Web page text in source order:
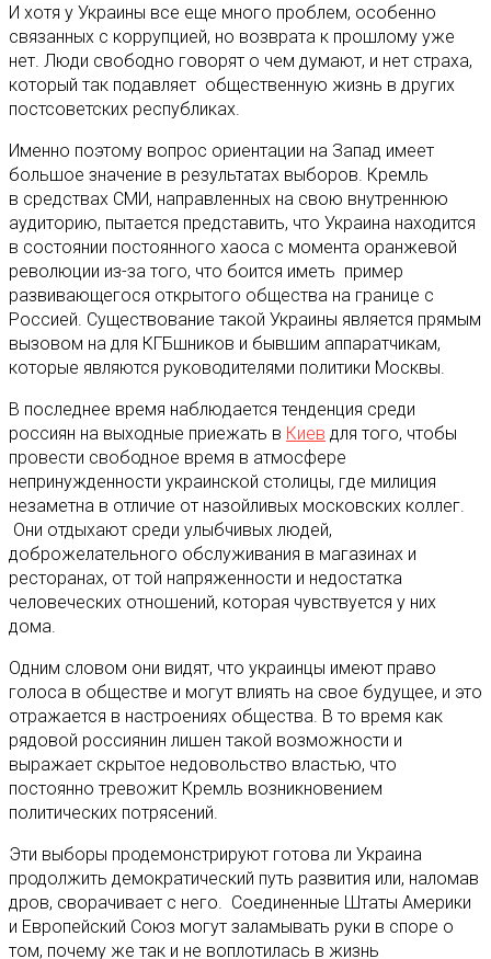
И хотя у Украины все еще много проблем, особенно
связанных с коррупцией, но возврата к прошлому уже
нет. Люди свободно говорят о чем думают, и нет страха,
который так подавляет общественную жизнь в других
постсоветских республиках.
Именно поэтому вопрос ориентации на Запад имеет
большое значение в результатах выборов. Кремль
в средствах СМИ, направленных на свою внутреннюю
аудиторию, пытается представить, что Украина находится
в состоянии постоянного хаоса с момента оранжевой
революции из-за того, что боится иметь пример
развивающегося открытого общества на границе с
Россией. Существование такой Украины является прямым
вызовом на для КГБшников и бывшим аппаратчикам,
которые являются руководителями политики Москвы.
В последнее время наблюдается тенденция среди
россиян на выходные приежать в Киев для того, чтобы
провести свободное время в атмосфере
непринужденности украинской столицы, где милиция
незаметна в отличие от назойливых московских коллег.
Они отдыхают среди улыбчивых людей,
доброжелательного обслуживания в магазинах и
ресторанах, от той напряженности и недостатка
человеческих отношений, которая чувствуется у них
дома.
Одним словом они видят, что украинцы имеют право
голоса в обществе и могут влиять на свое будущее, и это
отражается в настроениях общества. В то время как
рядовой россиянин лишен такой возможности и
выражает скрытое недовольство властью, что
постоянно тревожит Кремль возникновением
политических потрясений.
Эти выборы продемонстрируют готова ли Украина
продолжить демократический путь развития или, наломав
дров, сворачивает с него. Соединенные Штаты Америки
и Европейский Союз могут заламывать руки в споре о
том, почему же так и не воплотилась в жизнь